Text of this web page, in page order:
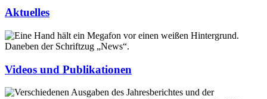
Aktuelles
Videos und Publikationen